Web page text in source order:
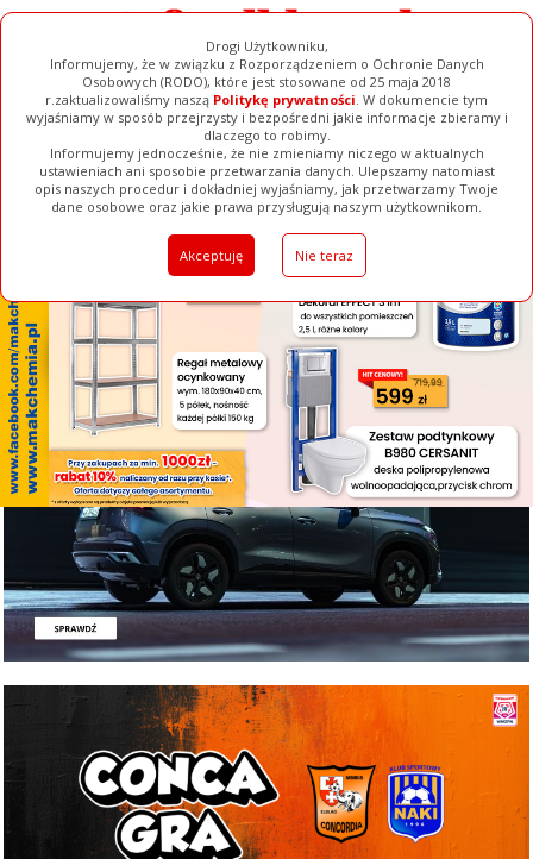
Drogi Użytkowniku,
Informujemy, że w związku z Rozporządzeniem o Ochronie Danych
Osobowych (RODO), które jest stosowane od 25 maja 2018
r.zaktualizowaliśmy naszą Politykę prywatności. W dokumencie tym
wyjaśniamy w sposób przejrzysty i bezpośredni jakie informacje zbieramy i
dlaczego to robimy.
Informujemy jednocześnie, że nie zmieniamy niczego w aktualnych
ustawieniach ani sposobie przetwarzania danych. Ulepszamy natomiast
opis naszych procedur i dokładniej wyjaśniamy, jak przetwarzamy Twoje
dane osobowe oraz jakie prawa przysługują naszym użytkownikom.
Akceptuję Nie teraz
[ ZAMKNIJ ]
Ogłoszenia Filmy Galerie Baza Firm Pełna Wersja